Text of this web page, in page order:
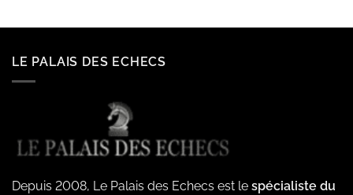
LE PALAIS DES ECHECS
Depuis 2008, Le Palais des Echecs est le spécialiste du